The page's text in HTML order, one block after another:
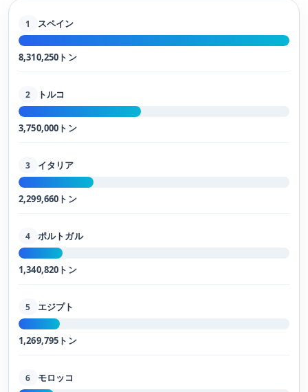
1 スペイン
8,310,250トン
2 トルコ
3,750,000トン
3 イタリア
2,299,660トン
4 ポルトガル
1,340,820トン
5 エジプト
1,269,795トン
6 モロッコ